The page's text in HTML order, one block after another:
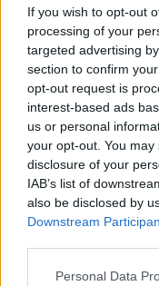
If you wish to opt-out
processing of your
targeted advertising
section to confirm
opt-out request is
interest-based ads
us or personal
your opt-out. You
disclosure of your
IAB’s list of
also be disclosed by
Downstream
Personal Data
ragazze e dai ragazzi
piano di studi dell’ultimo
l’uso del DAE agli
formativi.
Sarebbe un bel modo di
dell’impegno reciproco
volte siamo più sicuri
forse un
E magari la prossima
Franco Bonciani